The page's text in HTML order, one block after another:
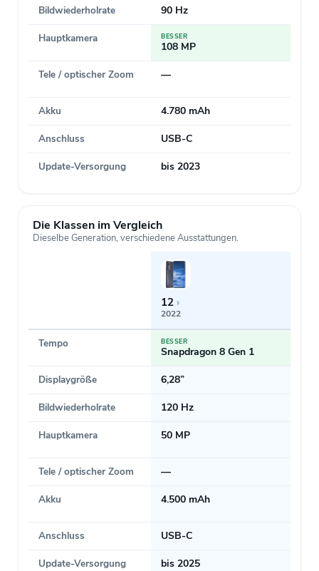
Bildwiederholrate 90 Hz
Hauptkamera BESSER
108 MP
Tele / optischer Zoom —
Akku 4.780 mAh
Anschluss USB-C
Update-Versorgung bis 2023
Die Klassen im Vergleich
Dieselbe Generation, verschiedene Ausstattungen.
12 ›
2022
Tempo BESSER
Snapdragon 8 Gen 1
Displaygröße 6,28”
Bildwiederholrate 120 Hz
Hauptkamera 50 MP
Tele / optischer Zoom —
Akku 4.500 mAh
Anschluss USB-C
Update-Versorgung bis 2025